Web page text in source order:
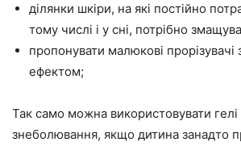
ділянки шкіри, на які постійно
тому числі і у сні, потрібно
пропонувати малюкові
ефектом;
Так само можна використовувати гелі
знеболювання, якщо дитина занадто